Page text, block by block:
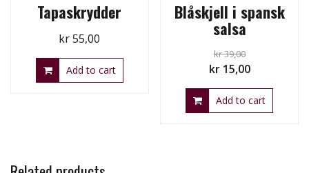
Tapaskrydder
kr55,00
Add to cart
Blåskjell i spansk
salsa
kr39,00
Original
price
was:
kr15,00Current
price
is:
Add to cart